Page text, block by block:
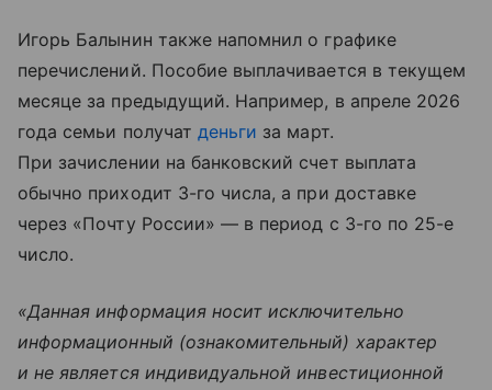
Игорь Балынин также напомнил о графике
перечислений. Пособие выплачивается в текущем
месяце за предыдущий. Например, в апреле 2026
года семьи получат деньги за март.
При зачислении на банковский счет выплата
обычно приходит 3-го числа, а при доставке
через «Почту России» — в период с 3-го по 25-е
число.
«Данная информация носит исключительно
информационный (ознакомительный) характер
и не является индивидуальной инвестиционной